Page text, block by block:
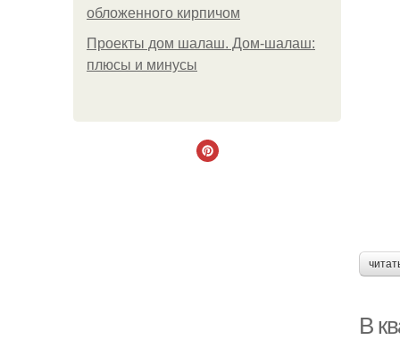
обложенного кирпичом
Проекты дом шалаш. Дом-шалаш:
плюсы и минусы
В